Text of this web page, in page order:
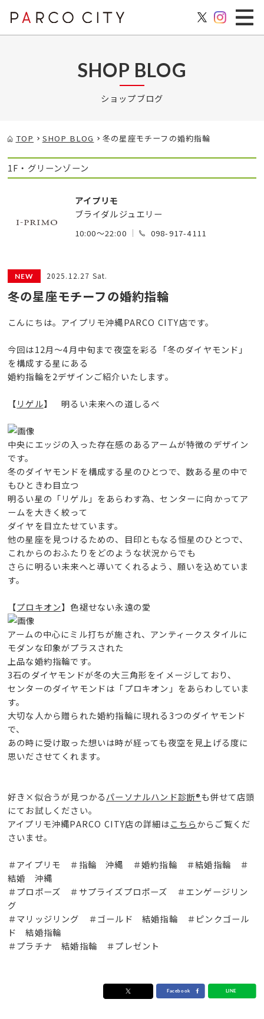
SHOP BLOG
ショップブログ
TOP SHOP BLOG 冬の星座モチーフの婚約指輪
1F・グリーンゾーン
アイプリモ
ブライダルジュエリー
10:00～22:00 098-917-4111
2025.12.27 Sat.
冬の星座モチーフの婚約指輪
こんにちは。アイプリモ沖縄PARCO CITY店です。
今回は12月～4月中旬まで夜空を彩る「冬のダイヤモンド」
を構成する星にある
婚約指輪を2デザインご紹介いたします。
【リゲル】 明るい未来への道しるべ
中央にエッジの入った存在感のあるアームが特徴のデザイン
です。
冬のダイヤモンドを構成する星のひとつで、数ある星の中で
もひときわ目立つ
明るい星の「リゲル」をあらわす為、センターに向かってア
ームを大きく絞って
ダイヤを目立たせています。
他の星座を見つけるための、目印ともなる恒星のひとつで、
これからのおふたりをどのような状況からでも
さらに明るい未来へと導いてくれるよう、願いを込めていま
す。
【プロキオン】色褪せない永遠の愛
アームの中心にミル打ちが施され、アンティークスタイルに
モダンな印象がプラスされた
上品な婚約指輪です。
3石のダイヤモンドが冬の大三角形をイメージしており、
センターのダイヤモンドは「プロキオン」をあらわしていま
す。
大切な人から贈られた婚約指輪に現れる3つのダイヤモンド
で、
あの時に受け取った想いは時が経っても夜空を見上げる度に
思いださせてくれます。
好き×似合うが見つかるパーソナルハンド診断®も併せて店頭
にてお試しください。
アイプリモ沖縄PARCO CITY店の詳細はこちらからご覧くだ
さいませ。
＃アイプリモ ＃指輪 沖縄 ＃婚約指輪 ＃結婚指輪 ＃
結婚 沖縄
＃プロポーズ ＃サプライズプロポーズ ＃エンゲージリン
グ
＃マリッジリング ＃ゴールド 結婚指輪 ＃ピンクゴール
ド 結婚指輪
＃プラチナ 結婚指輪 ＃プレゼント